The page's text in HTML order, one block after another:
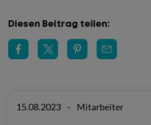
Diesen Beitrag teilen:
15.08.2023 · Mitarbeiter